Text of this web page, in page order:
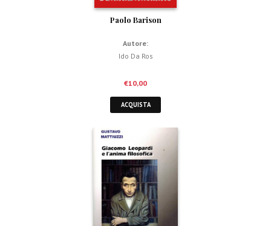
Paolo Barison
Autore:
Ido Da Ros
€10,00
ACQUISTA